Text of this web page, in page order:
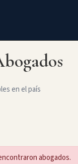
en el país
abogados.